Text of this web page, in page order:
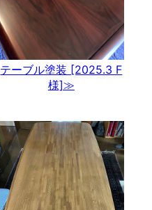
テーブル塗装 [2025.3 F
様]≫